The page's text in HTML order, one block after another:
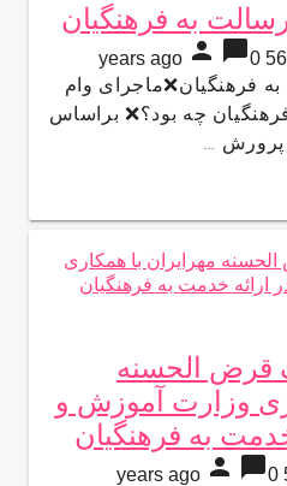
به فرهنگیان
56 years ago
person chat_bubble0
فرهنگیان❌ماجرای وام
فرهنگیان چه بود؟❌ براساس
…
قرض الحسنه
وزارت آموزش و
به فرهنگیان
person chat_bubble0